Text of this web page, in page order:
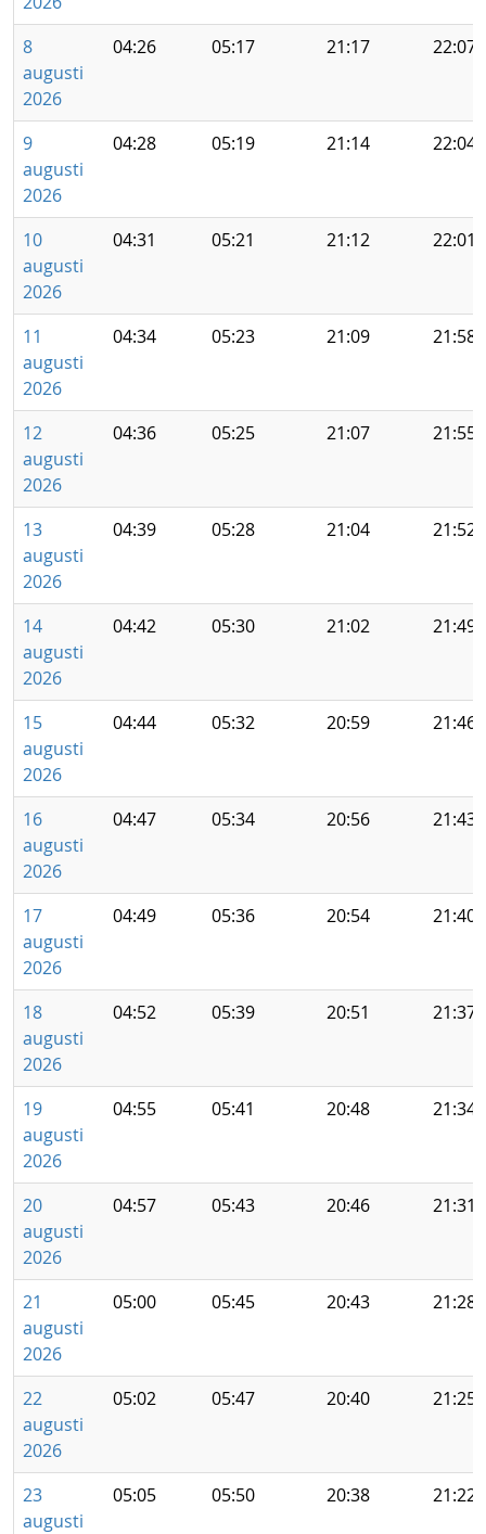
8
augusti
2026
04:26 05:17 21:17 22:07
9
augusti
2026
04:28 05:19 21:14 22:04
10
augusti
2026
04:31 05:21 21:12 22:01
11
augusti
2026
04:34 05:23 21:09 21:58
12
augusti
2026
04:36 05:25 21:07 21:55
13
augusti
2026
04:39 05:28 21:04 21:52
14
augusti
2026
04:42 05:30 21:02 21:49
15
augusti
2026
04:44 05:32 20:59 21:46
16
augusti
2026
04:47 05:34 20:56 21:43
17
augusti
2026
04:49 05:36 20:54 21:40
18
augusti
2026
04:52 05:39 20:51 21:37
19
augusti
2026
04:55 05:41 20:48 21:34
20
augusti
2026
04:57 05:43 20:46 21:31
21
augusti
2026
05:00 05:45 20:43 21:28
22
augusti
2026
05:02 05:47 20:40 21:25
23
augusti
05:05 05:50 20:38 21:22